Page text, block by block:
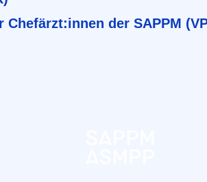
der SAPPM